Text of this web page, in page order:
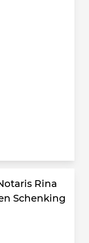
Rina
Schenking